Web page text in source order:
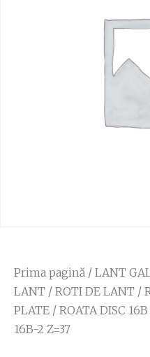
Prima pagină / LANT
LANT / ROTI DE LANT /
PLATE / ROATA DISC 16B
16B-2 Z=37